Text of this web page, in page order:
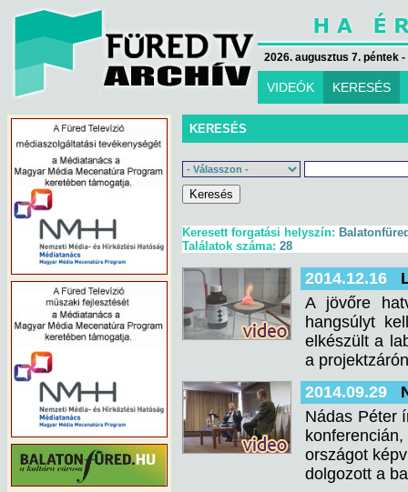
2026. augusztus 7. péntek
VIDEÓK KERESÉS
KERESÉS
Keresett forgatási helyszín:
Találatok száma: 28
2014.12.16
A jövőre
hangsúlyt
elkészült a
a
2014.09.29
Nádas Péter
országot
dolgozott a